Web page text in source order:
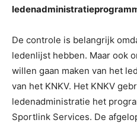
De controle is belangrijk
ledenlijst hebben. Maar ook
willen gaan maken van het
van het KNKV. Het KNKV
ledenadministratie het
Sportlink Services. De